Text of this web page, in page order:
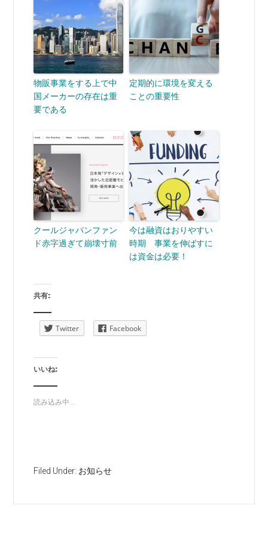
物販事業をする上で中
国メーカーの存在は重
要である
定期的に環境を変える
ことの重要性
クールジャパンファン
ド赤字過ぎて崩壊寸前
今は融資はおりやすい
時期 事業を伸ばすに
は資金は必要！
共有:
Twitter Facebook
いいね:
読み込み中...
Filed Under: お知らせ